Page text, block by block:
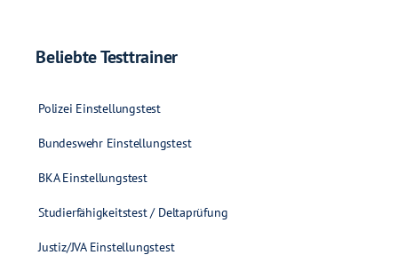
Beliebte Testtrainer
Polizei Einstellungstest
Bundeswehr Einstellungstest
BKA Einstellungstest
Studierfähigkeitstest / Deltaprüfung
Justiz/JVA Einstellungstest